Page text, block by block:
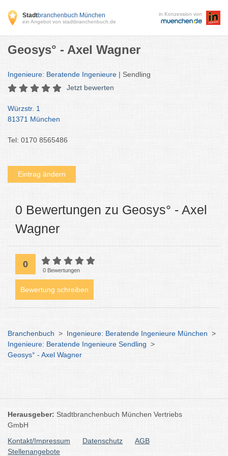
Stadtbranchenbuch München
ein Angebot von stadtbranchenbuch.de
in Konzession von
Geosys° - Axel Wagner
Ingenieure: Beratende Ingenieure | Sendling
Jetzt bewerten
Würzstr. 1
81371 München
Tel: 0170 8565486
Eintrag ändern
0 Bewertungen zu Geosys° - Axel
Wagner
0
0 Bewertungen
Bewertung schreiben
Branchenbuch > Ingenieure: Beratende Ingenieure München >
Ingenieure: Beratende Ingenieure Sendling >
Geosys° - Axel Wagner
Herausgeber: Stadtbranchenbuch München Vertriebs
GmbH
Kontakt/Impressum
Datenschutz
AGB
Stellenangebote